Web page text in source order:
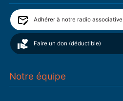
Adhérer à notre radio associative
Faire un don (déductible)
Notre équipe